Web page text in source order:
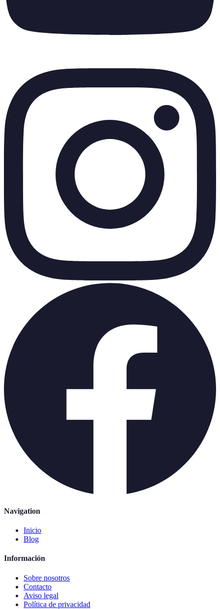
Navigation
Inicio
Blog
Información
Sobre nosotros
Contacto
Aviso legal
Política de privacidad